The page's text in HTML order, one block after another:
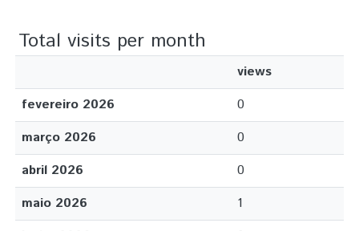
Total visits per month
views
fevereiro 2026
0
março 2026
0
abril 2026
0
maio 2026
1